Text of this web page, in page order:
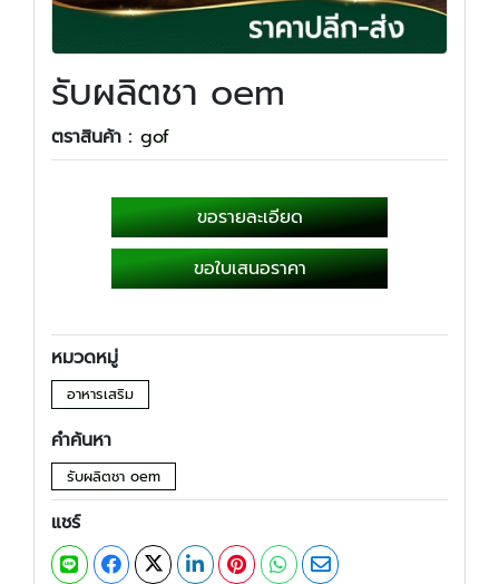
รับผลิตชา oem
ตราสินค้า : gof
ขอรายละเอียด
ขอใบเสนอราคา
หมวดหมู่
อาหารเสริม
คำค้นหา
รับผลิตชา oem
แชร์